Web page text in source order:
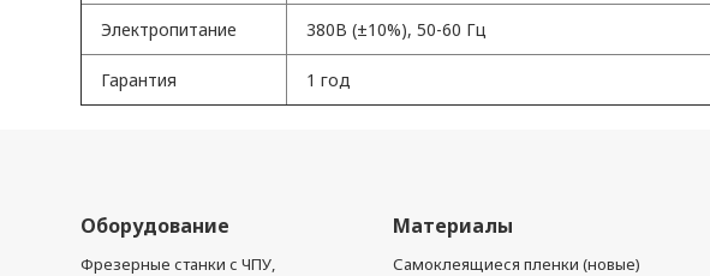
Электропитание 380В (±10%), 50-60 Гц
Гарантия 1 год
Оборудование
Фрезерные станки с ЧПУ,
Материалы
Самоклеящиеся пленки (новые)